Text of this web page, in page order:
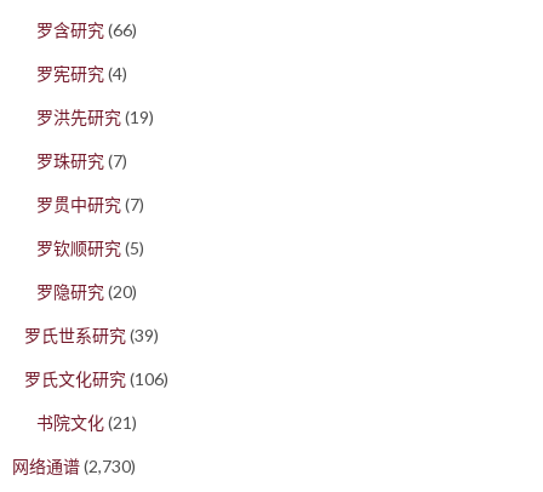
罗含研究(66)
罗宪研究(4)
罗洪先研究(19)
罗珠研究(7)
罗贯中研究(7)
罗钦顺研究(5)
罗隐研究(20)
罗氏世系研究(39)
罗氏文化研究(106)
书院文化(21)
网络通谱(2,730)